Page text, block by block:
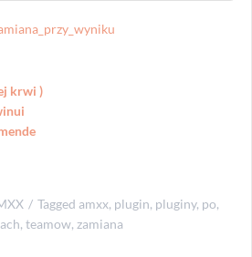
krwi )
Tagged amxx, plugin, pluginy, po,
, teamow, zamiana